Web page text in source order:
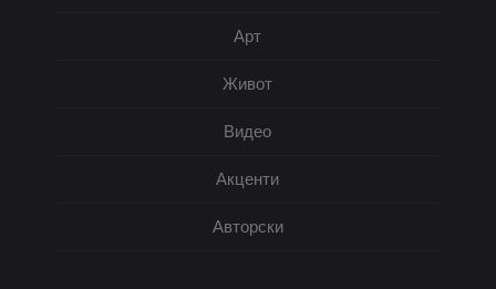
Арт
Живот
Видео
Акценти
Авторски